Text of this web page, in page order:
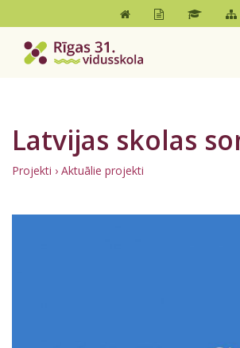
Latvijas skolas
Projekti › Aktuālie projekti